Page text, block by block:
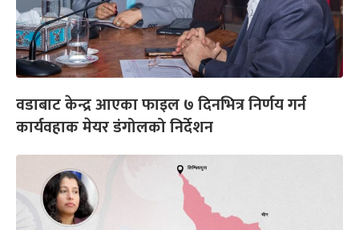
वडाबाट केन्द्र आएका फाइल ७ दिनभित्र निर्णय गर्न
कार्यवहाक मेयर डंगोलको निर्देशन